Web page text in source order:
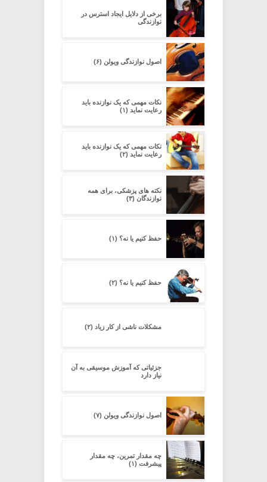
برخی از دلایل ایجاد استرس در
نوازندگی
اصول نوازندگی ویولن (۶)
نکات مهمی که یک نوازنده باید
رعایت نماید (۱)
نکات مهمی که یک نوازنده باید
رعایت نماید (۲)
نکته های پزشکی، برای همه
نوازندگان (۳)
حفظ کنیم یا نه؟ (۱)
حفظ کنیم یا نه؟ (۲)
مشکلات ناشی از کار زیاد (۲)
جزئیاتى که آموزش موسیقى به آن
نیاز دارد
اصول نوازندگی ویولن (۷)
چه مقدار تمرین، چه مقدار
پیشرفت (۱)